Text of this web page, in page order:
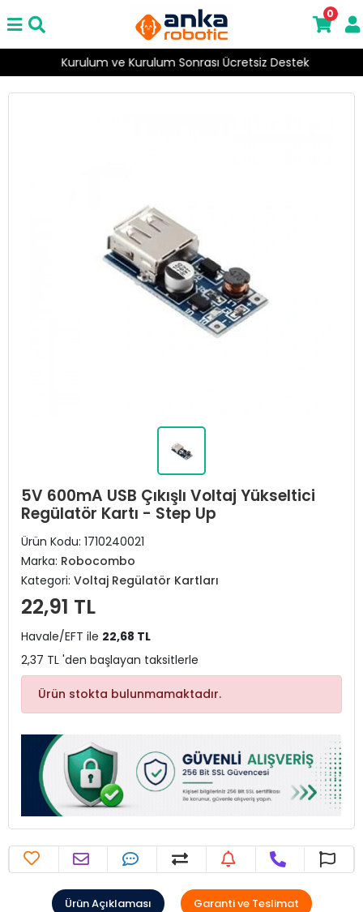
Kurulum ve Kurulum Sonrası Ücretsiz Destek
0
5V 600mA USB Çıkışlı Voltaj Yükseltici
Regülatör Kartı - Step Up
Ürün Kodu: 1710240021
Marka: Robocombo
Kategori: Voltaj Regülatör Kartları
22,91 TL
Havale/EFT ile 22,68 TL
2,37 TL 'den başlayan taksitlerle
Ürün stokta bulunmamaktadır.
Ürün Açıklaması Garanti ve Teslimat